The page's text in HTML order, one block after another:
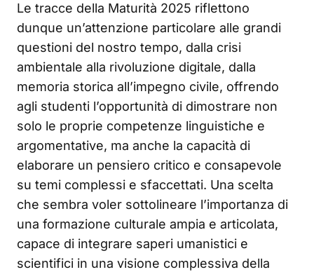
Le tracce della Maturità 2025 riflettono
dunque un’attenzione particolare alle grandi
questioni del nostro tempo, dalla crisi
ambientale alla rivoluzione digitale, dalla
memoria storica all’impegno civile, offrendo
agli studenti l’opportunità di dimostrare non
solo le proprie competenze linguistiche e
argomentative, ma anche la capacità di
elaborare un pensiero critico e consapevole
su temi complessi e sfaccettati. Una scelta
che sembra voler sottolineare l’importanza di
una formazione culturale ampia e articolata,
capace di integrare saperi umanistici e
scientifici in una visione complessiva della